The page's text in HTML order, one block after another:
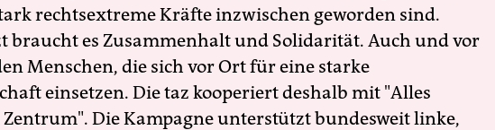
rechtsextreme Kräfte inzwischen geworden sind.
braucht es Zusammenhalt und Solidarität. Auch und vor
Menschen, die sich vor Ort für eine starke
einsetzen. Die taz kooperiert deshalb mit "Alles
Die Kampagne unterstützt bundesweit linke,